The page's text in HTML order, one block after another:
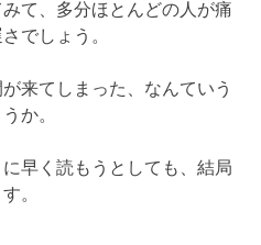
て、多分ほとんどの人が痛
でしょう。
来てしまった、なんていう
か。
早く読もうとしても、結局
。